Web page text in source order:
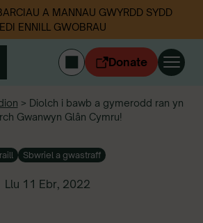
A MANNAU GWYRDD SYDD
ENNILL GWOBRAU
Donate
> Diolch i bawb a gymerodd ran yn
Gwanwyn Glân Cymru!
Sbwriel a gwastraff
Llu 11 Ebr, 2022
ran